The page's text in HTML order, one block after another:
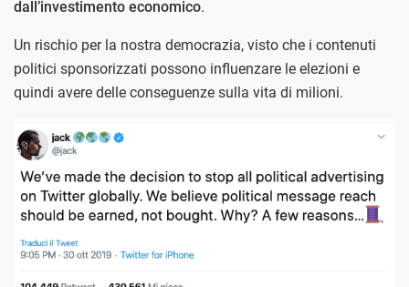
dall’investimento economico.
Un rischio per la nostra democrazia, visto che i contenuti
politici sponsorizzati possono influenzare le elezioni e
quindi avere delle conseguenze sulla vita di milioni.